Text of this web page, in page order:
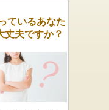
ているあなた
丈夫ですか？